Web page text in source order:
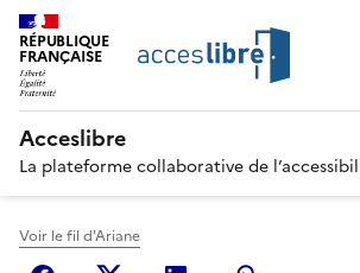
RÉPUBLIQUE
FRANÇAISE
Acceslibre
La plateforme collaborative de
Voir le fil d'Ariane